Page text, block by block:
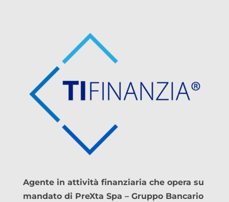
Agente in attività finanziaria che opera su
mandato di PreXta Spa – Gruppo Bancario